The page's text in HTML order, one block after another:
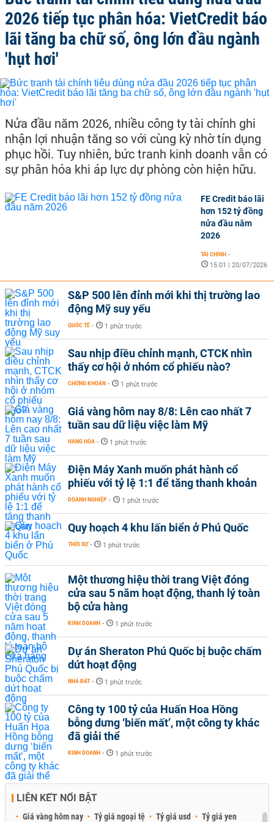
nghiệp phản ứng với biến động giá.
Ngoài ra, các chiến lược tiếp theo của doanh nghiệp và nhà sản
xuất sẽ đóng vai trò quan trọng trong việc duy trì ổn định thị
trường.
Tóm lại, trong bối cảnh giá sầu riêng tăng cao, thị trường đang
chứng kiến nhiều thách thức và cơ hội. Việc hiểu rõ nguyên nhân
và tác động của tăng giá có thể giúp cả người tiêu dùng và doanh
nghiệp thích nghi và đưa ra những quyết định thông minh trong
thời gian tới.
2026 tiếp tục phân hóa: VietCredit báo
lãi tăng ba chữ số, ông lớn đầu ngành
'hụt hơi'
Nửa đầu năm 2026, nhiều công ty tài chính ghi
nhận lợi nhuận tăng so với cùng kỳ nhờ tín dụng
phục hồi. Tuy nhiên, bức tranh kinh doanh vẫn có
sự phân hóa khi áp lực dự phòng còn hiện hữu.
FE Credit báo lãi
hơn 152 tỷ đồng
nửa đầu năm
2026
TÀI CHÍNH -
15:01 | 20/07/2026
S&P 500 lên đỉnh mới khi thị trường lao
động Mỹ suy yếu
QUỐC TẾ - 1 phút trước
Sau nhịp điều chỉnh mạnh, CTCK nhìn
thấy cơ hội ở nhóm cổ phiếu nào?
CHỨNG KHOÁN - 1 phút trước
Giá vàng hôm nay 8/8: Lên cao nhất 7
tuần sau dữ liệu việc làm Mỹ
HÀNG HÓA - 1 phút trước
Điện Máy Xanh muốn phát hành cổ
phiếu với tỷ lệ 1:1 để tăng thanh khoản
DOANH NGHIỆP - 1 phút trước
Quy hoạch 4 khu lấn biển ở Phú Quốc
THỜI SỰ - 1 phút trước
Một thương hiệu thời trang Việt đóng
cửa sau 5 năm hoạt động, thanh lý toàn
bộ cửa hàng
KINH DOANH - 1 phút trước
Dự án Sheraton Phú Quốc bị buộc chấm
dứt hoạt động
NHÀ ĐẤT - 1 phút trước
Công ty 100 tỷ của Huấn Hoa Hồng
bỗng dưng ‘biến mất’, một công ty khác
đã giải thể
KINH DOANH - 1 phút trước
LIÊN KẾT NỔI BẬT
Giá vàng hôm nay Tỷ giá ngoại tệ Tỷ giá usd Tỷ giá yen